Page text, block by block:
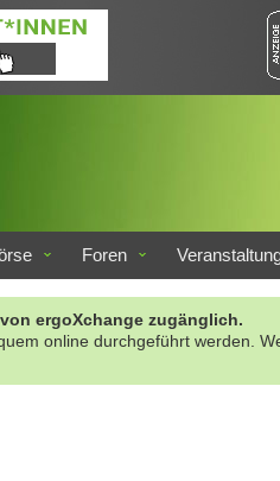
Foren
ergoXchange zugänglich.
online durchgeführt werden.